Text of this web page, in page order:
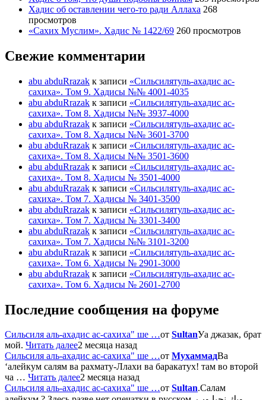
Хадис об оставлении чего-то ради Аллаха 268
просмотров
«Сахих Муслим». Хадис № 1422/69 260 просмотров
Свежие комментарии
abu abduRrazak к записи «Сильсилятуль-ахадис ас-
сахиха». Том 9. Хадисы №№ 4001-4035
abu abduRrazak к записи «Сильсилятуль-ахадис ас-
сахиха». Том 8. Хадисы №№ 3937-4000
abu abduRrazak к записи «Сильсилятуль-ахадис ас-
сахиха». Том 8. Хадисы №№ 3601-3700
abu abduRrazak к записи «Сильсилятуль-ахадис ас-
сахиха». Том 8. Хадисы №№ 3501-3600
abu abduRrazak к записи «Сильсилятуль-ахадис ас-
сахиха». Том 8. Хадисы № 3501-4000
abu abduRrazak к записи «Сильсилятуль-ахадис ас-
сахиха». Том 7. Хадисы № 3401-3500
abu abduRrazak к записи «Сильсилятуль-ахадис ас-
сахиха». Том 7. Хадисы № 3301-3400
abu abduRrazak к записи «Сильсилятуль-ахадис ас-
сахиха». Том 7. Хадисы №№ 3101-3200
abu abduRrazak к записи «Сильсилятуль-ахадис ас-
сахиха». Том 6. Хадисы № 2901-3000
abu abduRrazak к записи «Сильсилятуль-ахадис ас-
сахиха». Том 6. Хадисы № 2601-2700
Последние сообщения на форуме
Сильсиля аль-ахадис ас-сахиха" ше …от SultanУа джазак, брат
мой. Читать далее2 месяца назад
Сильсиля аль-ахадис ас-сахиха" ше …от МухаммадВа
‘алейкум салям ва рахмату-Ллахи ва баракатух! там во второй
ча … Читать далее2 месяца назад
Сильсиля аль-ахадис ас-сахиха" ше …от Sultan.Салам